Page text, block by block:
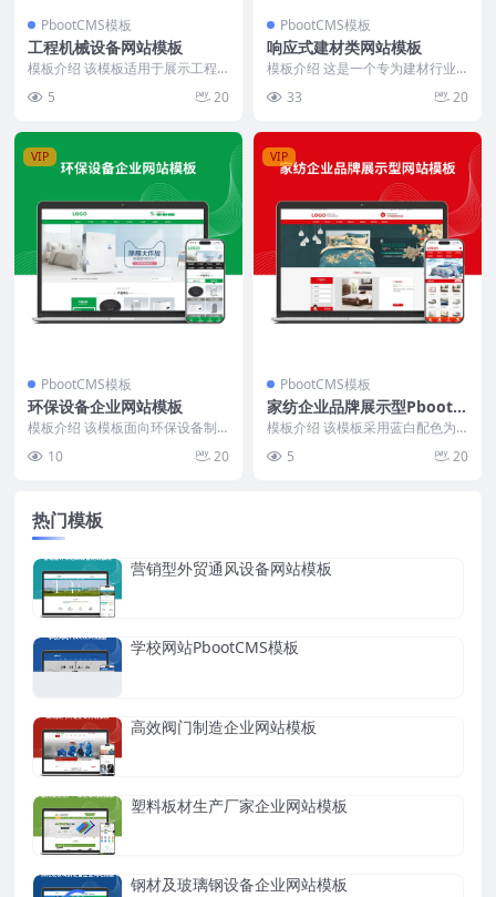
PbootCMS模板
工程机械设备网站模板
模板介绍 该模板适用于展示工程
晰，功能模块覆盖企业...
5 20
PbootCMS模板
响应式建材类网站模板
模板介绍 这是一个专为建材行业
瓷砖、大理石等...
33 20
VIP
PbootCMS模板
环保设备企业网站模板
模板介绍 该模板面向环保设备制
中心”“合作案例”“...
10 20
VIP
PbootCMS模板
家纺企业品牌展示型PbootC
MS网站模板
模板介绍 该模板采用蓝白配色为
官方微信二维码、设为...
5 20
热门模板
营销型外贸通风设备网站模板
学校网站PbootCMS模板
高效阀门制造企业网站模板
塑料板材生产厂家企业网站模板
钢材及玻璃钢设备企业网站模板